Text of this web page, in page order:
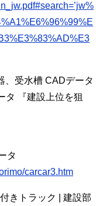
、受水槽 CADデータ
タ 『建設上位を狙
タ
carcar3.htm
きトラック | 建設部